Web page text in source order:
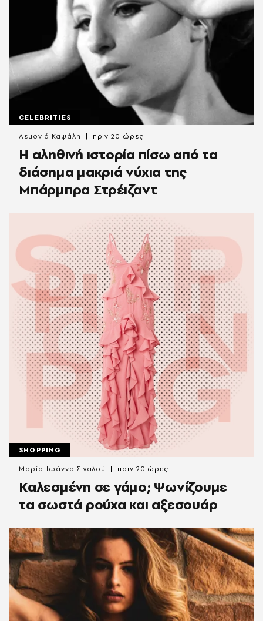
CELEBRITIES
Η αληθινή ιστορία πίσω από τα
διάσημα μακριά νύχια της
Μπάρμπρα Στρέιζαντ
Λεμονιά Καψάλη πριν 20 ώρες
SHOPPING
Καλεσμένη σε γάμο; Ψωνίζουμε
τα σωστά ρούχα και αξεσουάρ
Μαρία-Ιωάννα Σιγαλού πριν 20 ώρες